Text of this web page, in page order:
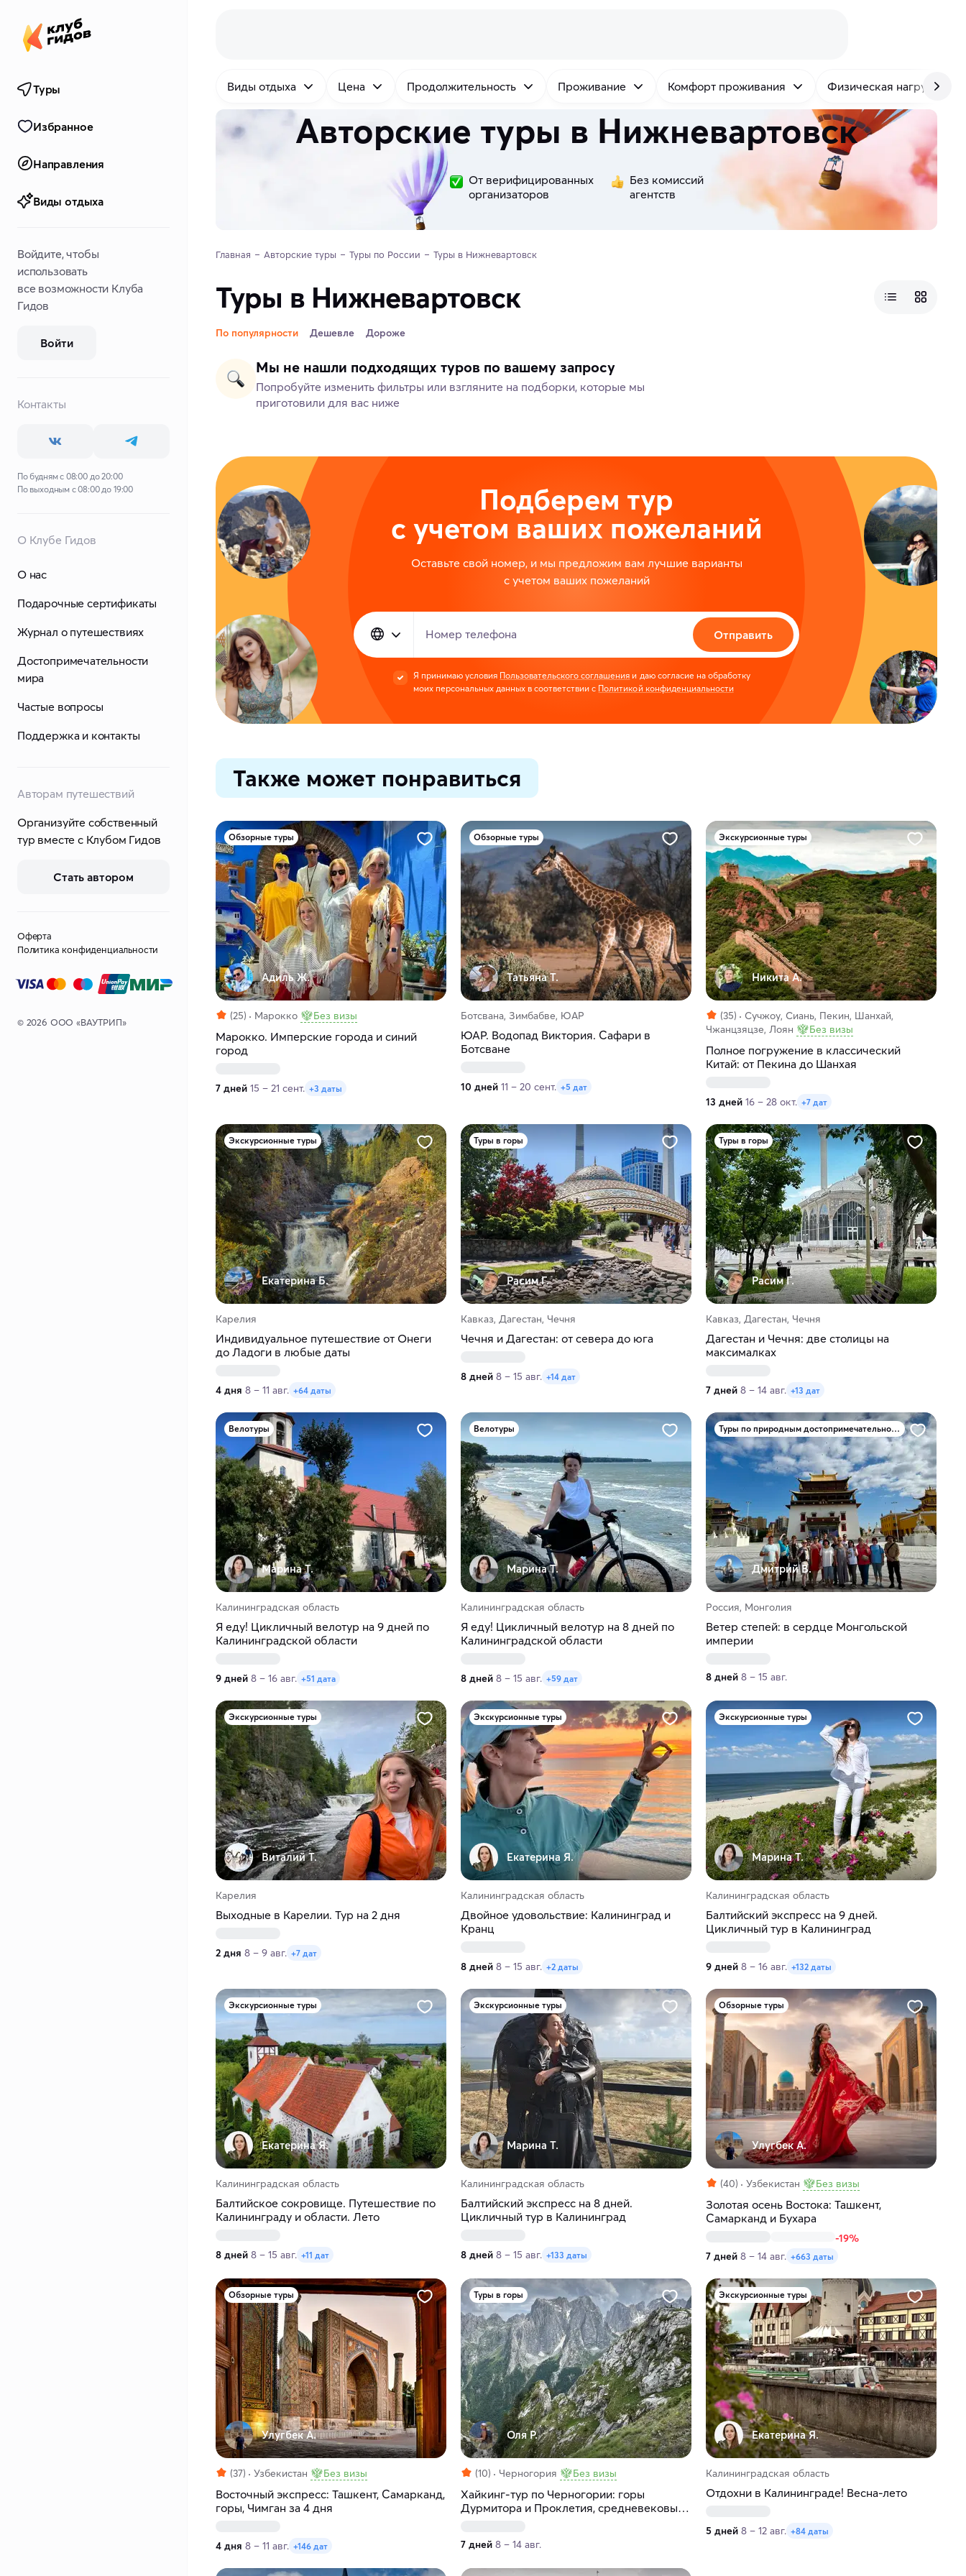
Туры
Избранное
Направления
Виды отдыха
Войдите, чтобы
использовать
все возможности Клуба
Гидов
Войти
Контакты
По будням с 08:00 до 20:00
По выходным с 08:00 до 19:00
О Клубе Гидов
О нас
Подарочные сертификаты
Журнал о путешествиях
Достопримечательности
мира
Частые вопросы
Поддержка и контакты
Авторам путешествий
Организуйте собственный
тур вместе с Клубом Гидов
Стать автором
Оферта
Политика конфиденциальности
© 2026 ООО «ВАУТРИП»
Виды отдыха Цена Продолжительность Проживание Комфорт проживания Физическая нагрузка
Авторские туры в Нижневартовск
От верифицированных
организаторов
Без комиссий
агентств
Главная Авторские туры Туры по России Туры в Нижневартовск
Туры в Нижневартовск
По популярности Дешевле Дороже
Мы не нашли подходящих туров по вашему запросу
Попробуйте изменить фильтры или взгляните на подборки, которые мы
приготовили для вас ниже
Подберем тур
с учетом ваших пожеланий
Оставьте свой номер, и мы предложим вам лучшие варианты
с учетом ваших пожеланий
Номер телефона Отправить
Я принимаю условия Пользовательского соглашения и даю согласие на обработку
моих персональных данных в соответствии с Политикой конфиденциальности
Также может понравиться
Обзорные туры
Адиль Ж.
(25) Марокко Без визы
Марокко. Имперские города и синий
город
7 дней 15 – 21 сент. +3 даты
Обзорные туры
Татьяна Т.
Ботсвана, Зимбабве, ЮАР
ЮАР. Водопад Виктория. Сафари в
Ботсване
10 дней 11 – 20 сент. +5 дат
Экскурсионные туры
Никита А.
(35)
Сучжоу, Сиань, Пекин, Шанхай,
Чжанцзяцзе, Лоян
Без визы
Полное погружение в классический
Китай: от Пекина до Шанхая
13 дней 16 – 28 окт. +7 дат
Экскурсионные туры
Екатерина Б.
Карелия
Индивидуальное путешествие от Онеги
до Ладоги в любые даты
4 дня 8 – 11 авг. +64 даты
Туры в горы
Расим Г.
Кавказ, Дагестан, Чечня
Чечня и Дагестан: от севера до юга
8 дней 8 – 15 авг. +14 дат
Туры в горы
Расим Г.
Кавказ, Дагестан, Чечня
Дагестан и Чечня: две столицы на
максималках
7 дней 8 – 14 авг. +13 дат
Велотуры
Марина Т.
Калининградская область
Я еду! Цикличный велотур на 9 дней по
Калининградской области
9 дней 8 – 16 авг. +51 дата
Велотуры
Марина Т.
Калининградская область
Я еду! Цикличный велотур на 8 дней по
Калининградской области
8 дней 8 – 15 авг. +59 дат
Туры по природным достопримечательностям
Дмитрий В.
Россия, Монголия
Ветер степей: в сердце Монгольской
империи
8 дней 8 – 15 авг.
Экскурсионные туры
Виталий Т.
Карелия
Выходные в Карелии. Тур на 2 дня
2 дня 8 – 9 авг. +7 дат
Экскурсионные туры
Екатерина Я.
Калининградская область
Двойное удовольствие: Калининград и
Кранц
8 дней 8 – 15 авг. +2 даты
Экскурсионные туры
Марина Т.
Калининградская область
Балтийский экспресс на 9 дней.
Цикличный тур в Калининград
9 дней 8 – 16 авг. +132 даты
Экскурсионные туры
Екатерина Я.
Калининградская область
Балтийское сокровище. Путешествие по
Калининграду и области. Лето
8 дней 8 – 15 авг. +11 дат
Экскурсионные туры
Марина Т.
Калининградская область
Балтийский экспресс на 8 дней.
Цикличный тур в Калининград
8 дней 8 – 15 авг. +133 даты
Обзорные туры
Улугбек А.
(40) Узбекистан Без визы
Золотая осень Востока: Ташкент,
Самарканд и Бухара
-19%
7 дней 8 – 14 авг. +663 даты
Обзорные туры
Улугбек А.
(37) Узбекистан Без визы
Восточный экспресс: Ташкент, Самарканд,
горы, Чимган за 4 дня
4 дня 8 – 11 авг. +146 дат
Туры в горы
Оля Р.
(10) Черногория Без визы
Хайкинг-тур по Черногории: горы
Дурмитора и Проклетия, средневековые
7 дней 8 – 14 авг.
Экскурсионные туры
Екатерина Я.
Калининградская область
Отдохни в Калининграде! Весна-лето
5 дней 8 – 12 авг. +84 даты